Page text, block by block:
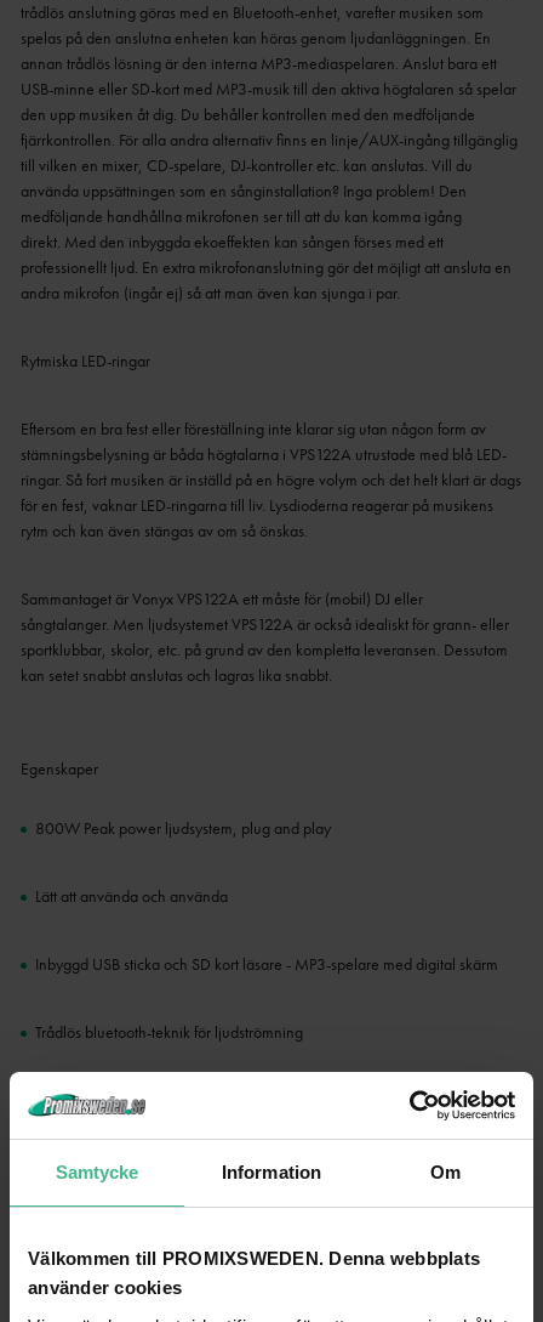
Samtycke Information Om
Välkommen till PROMIXSWEDEN. Denna webbplats
använder cookies
trådlös anslutning göras med en Bluetooth-enhet, varefter musiken som
spelas på den anslutna enheten kan höras genom ljudanläggningen. En
annan trådlös lösning är den interna MP3-mediaspelaren. Anslut bara ett
USB-minne eller SD-kort med MP3-musik till den aktiva högtalaren så spelar
den upp musiken åt dig. Du behåller kontrollen med den medföljande
fjärrkontrollen. För alla andra alternativ finns en linje/AUX-ingång tillgänglig
till vilken en mixer, CD-spelare, DJ-kontroller etc. kan anslutas. Vill du
använda uppsättningen som en sånginstallation? Inga problem! Den
medföljande handhållna mikrofonen ser till att du kan komma igång
direkt. Med den inbyggda ekoeffekten kan sången förses med ett
professionellt ljud. En extra mikrofonanslutning gör det möjligt att ansluta en
andra mikrofon (ingår ej) så att man även kan sjunga i par.
Rytmiska LED-ringar
Eftersom en bra fest eller föreställning inte klarar sig utan någon form av
stämningsbelysning är båda högtalarna i VPS122A utrustade med blå LED-
ringar. Så fort musiken är inställd på en högre volym och det helt klart är dags
för en fest, vaknar LED-ringarna till liv. Lysdioderna reagerar på musikens
rytm och kan även stängas av om så önskas.
Sammantaget är Vonyx VPS122A ett måste för (mobil) DJ eller
sångtalanger. Men ljudsystemet VPS122A är också idealiskt för grann- eller
sportklubbar, skolor, etc. på grund av den kompletta leveransen. Dessutom
kan setet snabbt anslutas och lagras lika snabbt.
Egenskaper
800W Peak power ljudsystem, plug and play
Lätt att använda och använda
Inbyggd USB sticka och SD kort läsare - MP3-spelare med digital skärm
Trådlös bluetooth-teknik för ljudströmning
Inbyggd 5-bands equalizer
Leverans inkl fjärrkontroll (För vissa delar av Mp3-spelare), mikrofon och